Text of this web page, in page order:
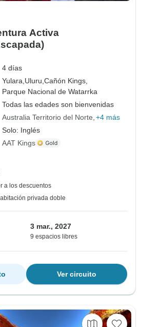
Activa
4 días
Yulara, Uluru,Cañón Kings,
Parque Nacional de Watarrka
Todas las edades son bienvenidas
Australia Territorio del Norte +4 más
Solo: Inglés
AAT Kings
a los descuentos
privada doble
3 mar., 2027
9 espacios libres
Ver circuito